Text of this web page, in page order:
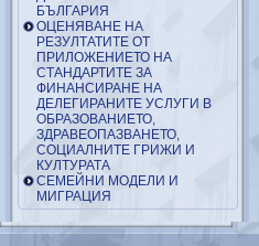
БЪЛГАРИЯ
ОЦЕНЯВАНЕ НА
РЕЗУЛТАТИТЕ ОТ
ПРИЛОЖЕНИЕТО НА
СТАНДАРТИТЕ ЗА
ФИНАНСИРАНЕ НА
ДЕЛЕГИРАНИТЕ УСЛУГИ В
ОБРАЗОВАНИЕТО,
ЗДРАВЕОПАЗВАНЕТО,
СОЦИАЛНИТЕ ГРИЖИ И
КУЛТУРАТА
СЕМЕЙНИ МОДЕЛИ И
МИГРАЦИЯ